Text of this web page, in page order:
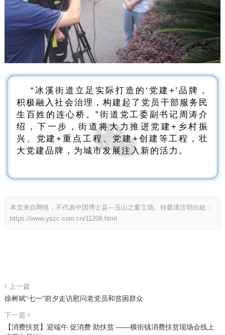
“冰溪街道立足实际打造的‘党建+’品牌，
积极融入社会治理，构建起了党员干部服务民
生百姓的连心桥。”街道党工委副书记周涛介
绍，下一步，街道将大力推进党建+乡村振
兴、党建+重点工程、党建+创建等工程，壮
大党建品牌，为城市发展注入新的活力。
本文来自网络，不代表中国博士县—玉山之窗立场。转载请注明出处：
https://www.yszc.com.cn/11209.html
上一篇
徐树斌“七一”前夕走访慰问老党员和贫困群众
下一篇
【消费扶贫】迎端午 促消费 助扶贫 ——横街镇消费扶贫现场会线上